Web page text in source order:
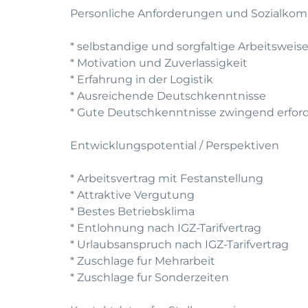
Personliche Anforderungen und
* selbstandige und sorgfaltige Arbeitsweise
* Motivation und Zuverlassigkeit
* Erfahrung in der Logistik
* Ausreichende Deutschkenntnisse
* Gute Deutschkenntnisse zwingend
Entwicklungspotential / Perspektiven
* Arbeitsvertrag mit Festanstellung
* Attraktive Vergutung
* Bestes Betriebsklima
* Entlohnung nach IGZ-Tarifvertrag
* Urlaubsanspruch nach IGZ-Tarifvertrag
* Zuschlage fur Mehrarbeit
* Zuschlage fur Sonderzeiten